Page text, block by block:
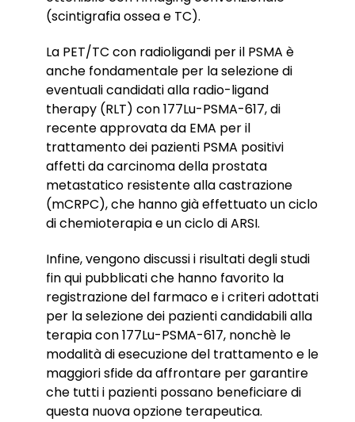
(scintigrafia ossea e TC).
La PET/TC con radioligandi per il PSMA è
anche fondamentale per la selezione di
eventuali candidati alla radio-ligand
therapy (RLT) con 177Lu-PSMA-617, di
recente approvata da EMA per il
trattamento dei pazienti PSMA positivi
affetti da carcinoma della prostata
metastatico resistente alla castrazione
(mCRPC), che hanno già effettuato un ciclo
di chemioterapia e un ciclo di ARSI.
Infine, vengono discussi i risultati degli studi
fin qui pubblicati che hanno favorito la
registrazione del farmaco e i criteri adottati
per la selezione dei pazienti candidabili alla
terapia con 177Lu-PSMA-617, nonchè le
modalità di esecuzione del trattamento e le
maggiori sfide da affrontare per garantire
che tutti i pazienti possano beneficiare di
questa nuova opzione terapeutica.